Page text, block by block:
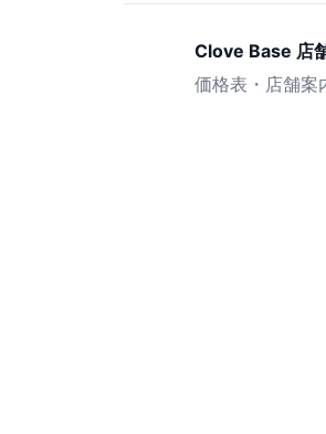
Clove Base 店
価格表・店舗案